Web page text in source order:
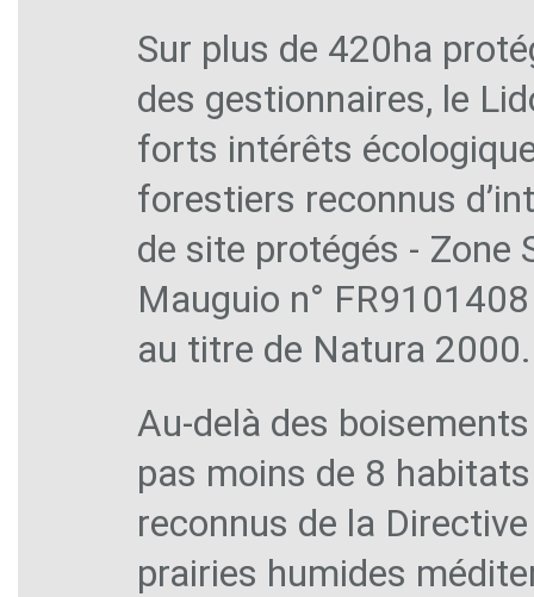
Sur plus de 420ha
des gestionnaires, le
forts intérêts
forestiers reconnus
de site protégés - Zone
Mauguio n°
au titre de Natura 2000.
Au-delà des
pas moins de 8
reconnus de la
prairies humides